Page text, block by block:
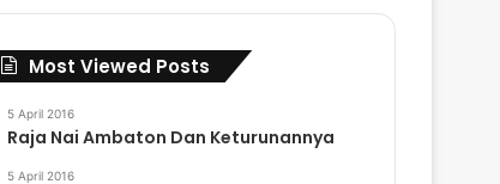
skin
Most Viewed Posts
5 April 2016
Raja Nai Ambaton Dan Keturunannya
5 April 2016